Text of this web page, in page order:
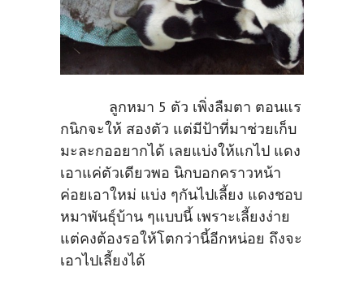
ลูกหมา 5 ตัว เพิ่งลืมตา ตอนแร
กนิกจะให้ สองตัว แต่มีป้าที่มาช่วยเก็บ
มะละกออยากได้ เลยแบ่งให้แกไป แดง
เอาแค่ตัวเดียวพอ นิกบอกคราวหน้า
ค่อยเอาใหม่ แบ่ง ๆกันไปเลี้ยง แดงชอบ
หมาพันธุ์บ้าน ๆแบบนี้ เพราะเลี้ยงง่าย
แต่คงต้องรอให้โตกว่านี้อีกหน่อย ถึงจะ
เอาไปเลี้ยงได้